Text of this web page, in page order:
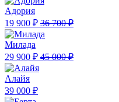
Адория
19 900 ₽ 36 700 ₽
Милада
29 900 ₽ 45 000 ₽
Алайя
39 000 ₽